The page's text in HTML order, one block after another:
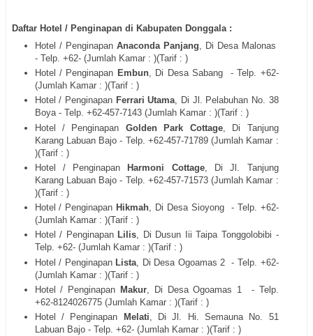
Daftar Hotel / Penginapan di Kabupaten Donggala :
Hotel / Penginapan Anaconda Panjang , Di Desa Malonas
- Telp. +62- (Jumlah Kamar : )(Tarif : )
Hotel / Penginapan Embun, Di Desa Sabang
- Telp. +62-
(Jumlah Kamar : )(Tarif : )
Hotel / Penginapan Ferrari Utama, Di Jl. Pelabuhan No. 38
Boya - Telp. +62-457-7143 (Jumlah Kamar : )(Tarif : )
Hotel / Penginapan Golden Park Cottage, Di Tanjung
Karang Labuan Bajo - Telp. +62-457-71789 (Jumlah Kamar :
)(Tarif : )
Hotel / Penginapan
Harmoni Cottage, Di Jl. Tanjung
Karang Labuan Bajo - Telp. +62-457-71573 (Jumlah Kamar :
)(Tarif : )
Hotel / Penginapan Hikmah, Di Desa Sioyong
- Telp. +62-
(Jumlah Kamar : )(Tarif : )
Hotel / Penginapan Lilis, Di Dusun Iii Taipa Tonggolobibi -
Telp. +62- (Jumlah Kamar : )(Tarif : )
Hotel / PenginapanLista , Di Desa Ogoamas 2
- Telp. +62-
(Jumlah Kamar : )(Tarif : )
Hotel / Penginapan Makur, Di Desa Ogoamas 1
- Telp.
+62-8124026775 (Jumlah Kamar : )(Tarif : )
Hotel / Penginapan
Melati, Di Jl. Hi. Semauna No. 51
Labuan Bajo - Telp. +62- (Jumlah Kamar : )(Tarif : )